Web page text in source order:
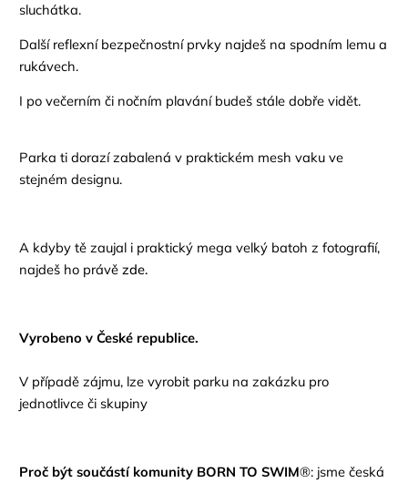
sluchátka.
Další reflexní bezpečnostníprvky najdeš na spodním lemu a
rukávech.
I po večerním či nočním plavání budeš stále dobře vidět.
Parka ti dorazí zabalená v praktickém mesh vaku ve
stejném designu.
A kdyby tě zaujal i praktický mega velký batoh z fotografií,
najdeš ho právě zde.
Vyrobeno v České republice.
V případě zájmu, lze vyrobit parku na zakázku pro
jednotlivce či skupiny
Proč být součástí komunity BORN TO SWIM®: jsme česká